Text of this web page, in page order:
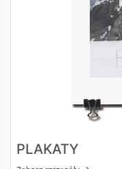
PLAKATY